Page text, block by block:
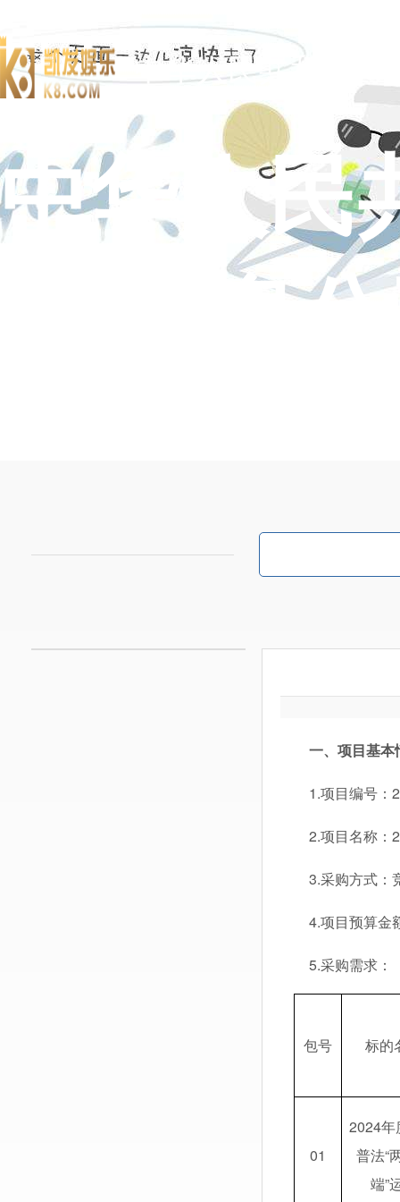
中华人民共和国司
中华人民
府信息
一、项目基本
1.项目编号：
2.项目名称：
3.采购方式：
4.项目预算金额
5.采购需求：
包号 标的
01
2024年
普法“
端”